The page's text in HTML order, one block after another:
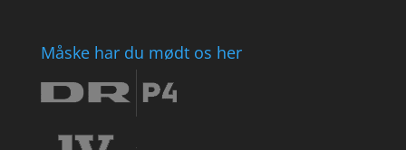
Måske har du mødt os her